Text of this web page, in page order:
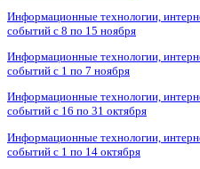
Информационные технологии,
событий с 8 по 15 ноября
Информационные технологии,
событий с 1 по 7 ноября
Информационные технологии,
событий с 16 по 31 октября
Информационные технологии,
событий с 1 по 14 октября